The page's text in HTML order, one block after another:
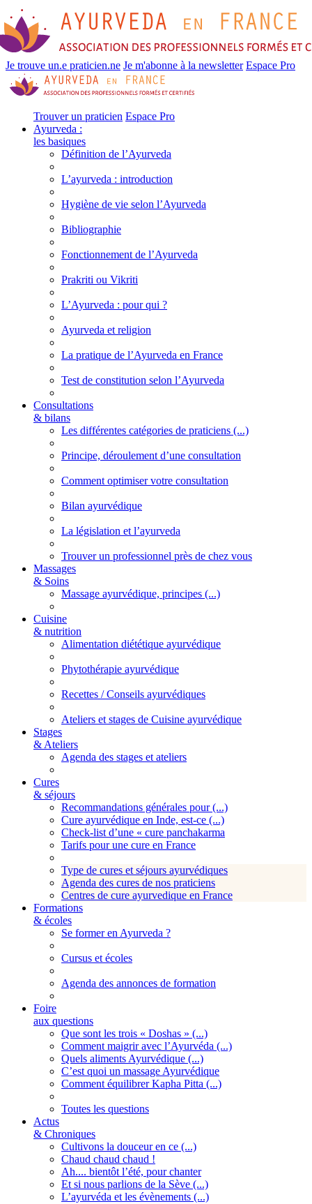
Je trouve un.e praticien.ne Je m'abonne à la newsletter Espace Pro
Trouver un praticien Espace Pro
Ayurveda :
les basiques
Définition de l’Ayurveda
L’ayurveda : introduction
Hygiène de vie selon l’Ayurveda
Bibliographie
Fonctionnement de l’Ayurveda
Prakriti ou Vikriti
L’Ayurveda : pour qui ?
Ayurveda et religion
La pratique de l’Ayurveda en France
Test de constitution selon l’Ayurveda
Consultations
& bilans
Les différentes catégories de praticiens (...)
Principe, déroulement d’une consultation
Comment optimiser votre consultation
Bilan ayurvédique
La législation et l’ayurveda
Trouver un professionnel près de chez vous
Massages
& Soins
Massage ayurvédique, principes (...)
Cuisine
& nutrition
Alimentation diététique ayurvédique
Phytothérapie ayurvédique
Recettes / Conseils ayurvédiques
Ateliers et stages de Cuisine ayurvédique
Stages
& Ateliers
Agenda des stages et ateliers
Cures
& séjours
Recommandations générales pour (...)
Cure ayurvédique en Inde, est-ce (...)
Check-list d’une « cure panchakarma
Tarifs pour une cure en France
Type de cures et séjours ayurvédiques
Agenda des cures de nos praticiens
Centres de cure ayurvedique en France
Formations
& écoles
Se former en Ayurveda ?
Cursus et écoles
Agenda des annonces de formation
Foire
aux questions
Que sont les trois « Doshas » (...)
Comment maigrir avec l’Ayurvéda (...)
Quels aliments Ayurvédique (...)
C’est quoi un massage Ayurvédique
Comment équilibrer Kapha Pitta (...)
Toutes les questions
Actus
& Chroniques
Cultivons la douceur en ce (...)
Chaud chaud chaud !
Ah.... bientôt l’été, pour chanter
Et si nous parlions de la Sève (...)
L’ayurvéda et les évènements (...)